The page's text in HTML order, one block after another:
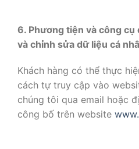
6. Phương tiện và công
và chỉnh sửa dữ liệu cá
Khách hàng có thể thực
cách tự truy cập vào
chúng tôi qua email hoặc
công bố trên website